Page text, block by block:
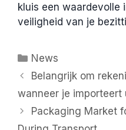
kluis een waardevolle
veiligheid van je
Categories
News
Belangrijk om
wanneer je importeert
Packaging Market